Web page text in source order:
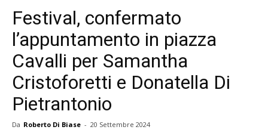
Festival, confermato
l’appuntamento in piazza
Cavalli per Samantha
Cristoforetti e Donatella Di
Pietrantonio
Da Roberto Di Biase - 20 Settembre 2024